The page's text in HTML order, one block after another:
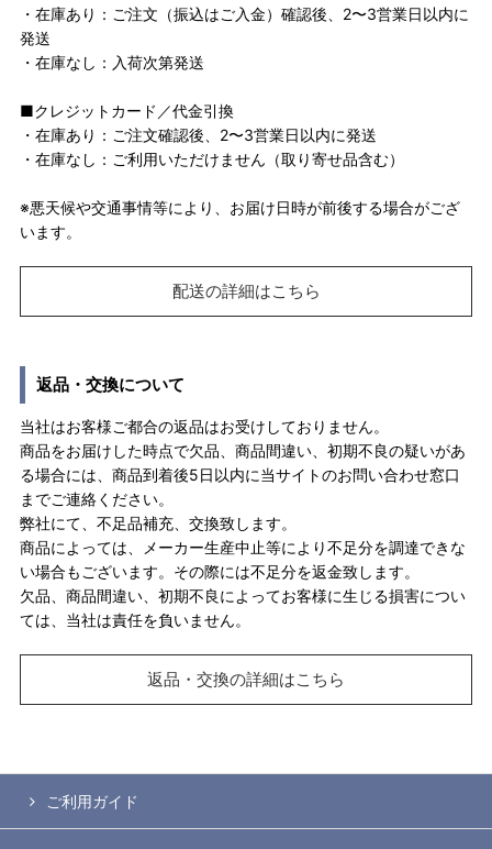
・在庫あり：ご注文（振込はご入金）確認後、2〜3営業日以内に
発送
・在庫なし：入荷次第発送
■クレジットカード／代金引換
・在庫あり：ご注文確認後、2〜3営業日以内に発送
・在庫なし：ご利用いただけません（取り寄せ品含む）
※悪天候や交通事情等により、お届け日時が前後する場合がござ
います。
配送の詳細はこちら
返品・交換について
当社はお客様ご都合の返品はお受けしておりません。
商品をお届けした時点で欠品、商品間違い、初期不良の疑いがあ
る場合には、商品到着後5日以内に当サイトのお問い合わせ窓口
までご連絡ください。
弊社にて、不足品補充、交換致します。
商品によっては、メーカー生産中止等により不足分を調達できな
い場合もございます。その際には不足分を返金致します。
欠品、商品間違い、初期不良によってお客様に生じる損害につい
ては、当社は責任を負いません。
返品・交換の詳細はこちら
ご利用ガイド